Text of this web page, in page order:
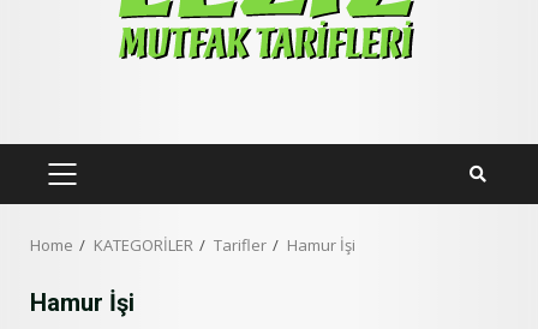
PRIMARY
Home KATEGORİLER Tarifler Hamur İşi
Hamur İşi